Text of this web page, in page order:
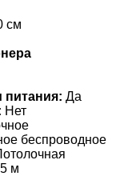
см
питания: Да
Нет
беспроводное
м